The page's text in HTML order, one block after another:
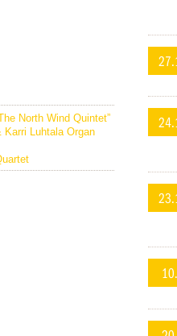
North Wind Quintet”
Karri Luhtala Organ